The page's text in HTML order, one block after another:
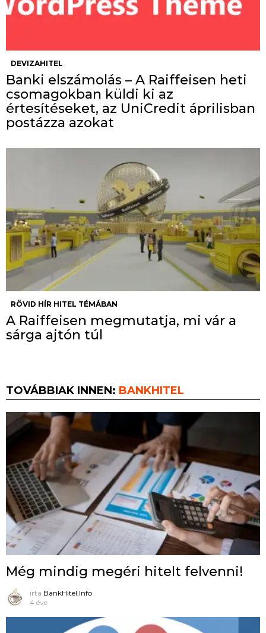
DEVIZAHITEL
Banki elszámolás – A Raiffeisen heti
csomagokban küldi ki az
értesítéseket, az UniCredit áprilisban
postázza azokat
RÖVID HÍR HITEL TÉMÁBAN
A Raiffeisen megmutatja, mi vár a
sárga ajtón túl
TOVÁBBIAK INNEN: BANKHITEL
Még mindig megéri hitelt felvenni!
írta BankHitel.Info
4 éve